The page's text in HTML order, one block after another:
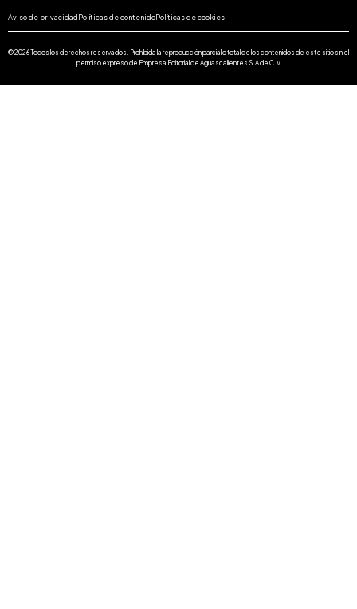
Aviso de privacidadPolíticas de contenidoPolíticas de cookies
© 2026 Todos los derechos reservados. Prohibida la reproducción parcial o total de los contenidos de este sitio sin el
permiso expreso de Empresa Editorial de Aguascalientes S.A de C.V